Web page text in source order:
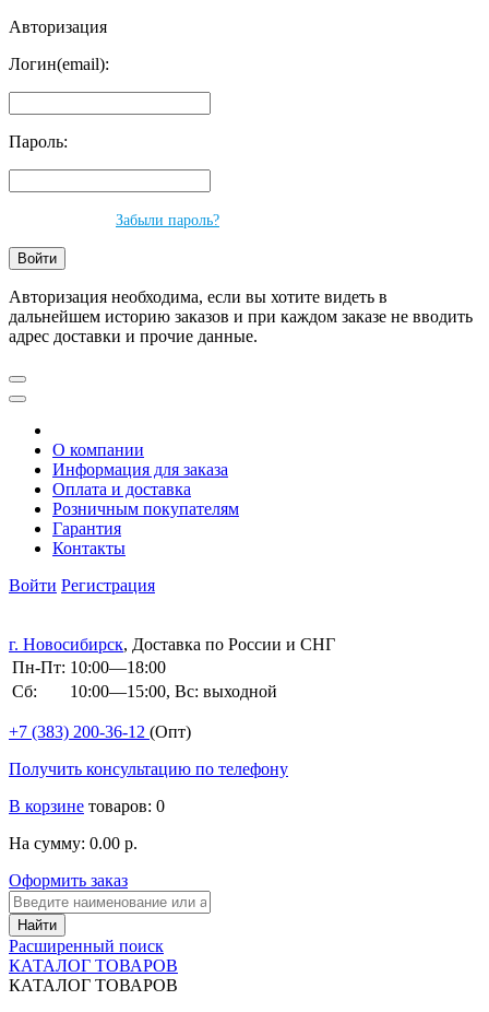
Авторизация
Логин(email):
Пароль:
Забыли пароль?
Авторизация необходима, если вы хотите видеть в
дальнейшем историю заказов и при каждом заказе не вводить
адрес доставки и прочие данные.
О компании
Информация для заказа
Оплата и доставка
Розничным покупателям
Гарантия
Контакты
Войти Регистрация
г. Новосибирск, Доставка по России и СНГ
Пн-Пт: 10:00—18:00
Сб:
10:00—15:00, Вс: выходной
+7 (383) 200-36-12 (Опт)
Получить консультацию по телефону
В корзине товаров: 0
На сумму: 0.00 р.
Оформить заказ
Расширенный поиск
КАТАЛОГ ТОВАРОВ
КАТАЛОГ ТОВАРОВ